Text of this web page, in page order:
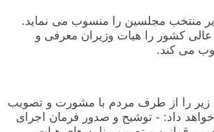
منتخب‏ مجلسین‏ را منسوب‏ می‏ نماید.
کشور را هیات‏ وزیران‏ معرفی‏ و
می‏ کند.
زیر را از طرف‏ مردم‏ با مشورت‏ و تصویب‏
خواهد داد: - توشیح‏ و صدور فرمان‏ اجرای‏